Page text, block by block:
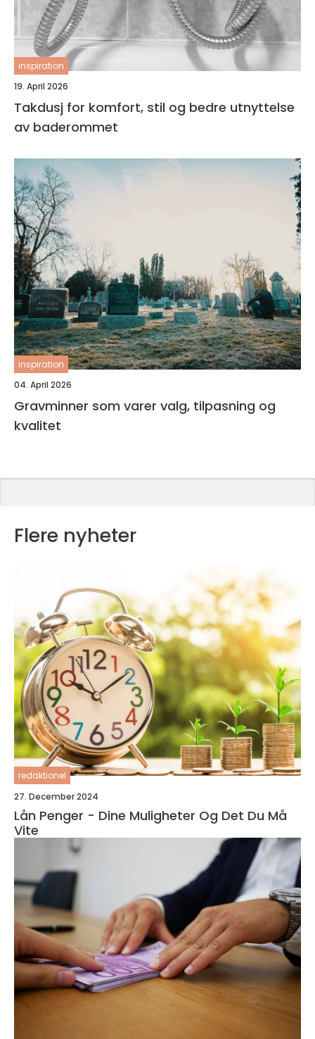
inspiration
19. April 2026
Takdusj for komfort, stil og bedre utnyttelse
av baderommet
inspiration
04. April 2026
Gravminner som varer valg, tilpasning og
kvalitet
Flere nyheter
redaktionel
27. December 2024
Lån Penger - Dine Muligheter Og Det Du Må
Vite